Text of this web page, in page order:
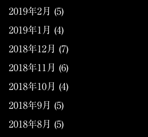
2019年2月 (5)
2019年1月 (4)
2018年12月 (7)
2018年11月 (6)
2018年10月 (4)
2018年9月 (5)
2018年8月 (5)